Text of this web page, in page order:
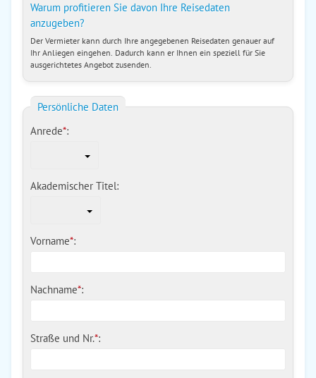
Warum profitieren Sie davon Ihre Reisedaten
anzugeben?
Der Vermieter kann durch Ihre angegebenen Reisedaten genauer auf
Ihr Anliegen eingehen. Dadurch kann er Ihnen ein speziell für Sie
ausgerichtetes Angebot zusenden.
Persönliche Daten
Anrede*:
Akademischer Titel:
Vorname*:
Nachname*:
Straße und Nr.*: